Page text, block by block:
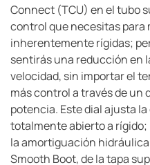
Connect (TCU) en el tubo
control que necesitas para
inherentemente rígidas;
sentirás una reducción en
velocidad, sin importar el
más control a través de un
potencia. Este dial ajusta
totalmente abierto a
la amortiguación
Smooth Boot, de la tapa